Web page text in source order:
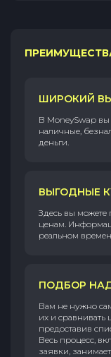
ШИРОКИЙ
В MoneySwap вы
наличные,
деньги.
ВЫГОДНЫЕ
Здесь вы можете
ценам.
реальном
ПОДБОР
Вам не нужно
их и сравнивать
предоставив
Весь процесс,
заявки,